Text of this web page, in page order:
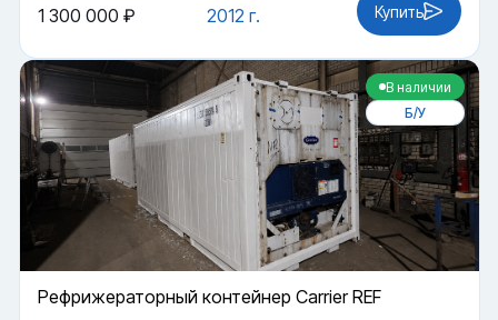
2012 г.
1 300 000 ₽ Купить
В наличии
Б/У
Рефрижераторный контейнер Carrier REF